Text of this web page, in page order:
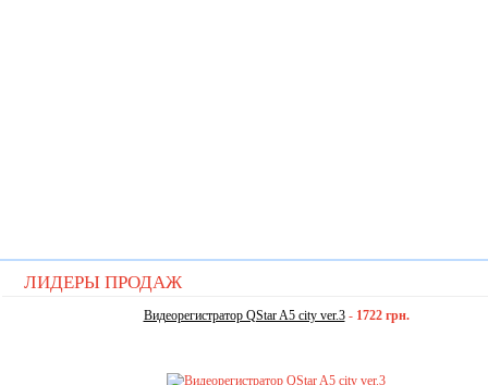
ЛИДЕРЫ ПРОДАЖ
Видеорегистратор QStar A5 city ver.3- 1722 грн.